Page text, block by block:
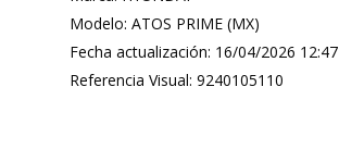
Modelo: ATOS PRIME (MX)
Fecha actualización: 16/04/2026 12:47
Referencia Visual: 9240105110